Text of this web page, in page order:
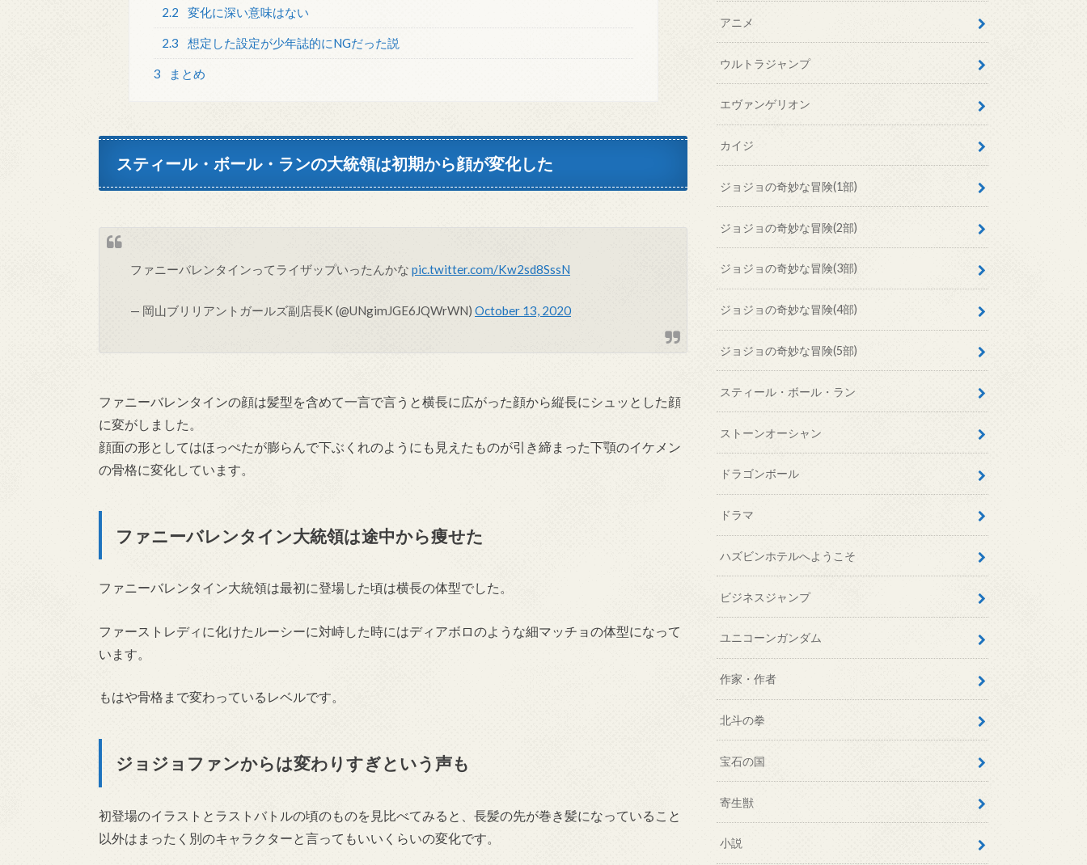
2.2 変化に深い意味はない
2.3 想定した設定が少年誌的にNGだった説
3 まとめ
スティール・ボール・ランの大統領は初期から顔が変化した
ファニーバレンタインってライザップいったんかな pic.twitter.com/Kw2sd8SssN
— 岡山ブリリアントガールズ副店長K (@UNgimJGE6JQWrWN) October 13, 2020
ファニーバレンタインの顔は髪型を含めて一言で言うと横長に広がった顔から縦長にシュッとした顔
に変がしました。
顔面の形としてはほっぺたが膨らんで下ぶくれのようにも見えたものが引き締まった下顎のイケメン
の骨格に変化しています。
ファニーバレンタイン大統領は途中から痩せた
ファニーバレンタイン大統領は最初に登場した頃は横長の体型でした。
ファーストレディに化けたルーシーに対峙した時にはディアボロのような細マッチョの体型になって
います。
もはや骨格まで変わっているレベルです。
ジョジョファンからは変わりすぎという声も
初登場のイラストとラストバトルの頃のものを見比べてみると、長髪の先が巻き髪になっていること
以外はまったく別のキャラクターと言ってもいいくらいの変化です。
アニメ
ウルトラジャンプ
エヴァンゲリオン
カイジ
ジョジョの奇妙な冒険(1部)
ジョジョの奇妙な冒険(2部)
ジョジョの奇妙な冒険(3部)
ジョジョの奇妙な冒険(4部)
ジョジョの奇妙な冒険(5部)
スティール・ボール・ラン
ストーンオーシャン
ドラゴンボール
ドラマ
ハズビンホテルへようこそ
ビジネスジャンプ
ユニコーンガンダム
作家・作者
北斗の拳
宝石の国
寄生獣
小説